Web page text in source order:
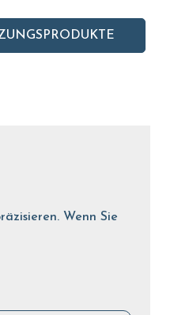
Wenn Sie